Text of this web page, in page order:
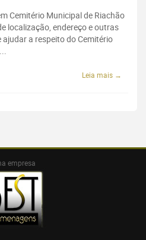
Cemitério Municipal de Riachão
localização, endereço e outras
a respeito do Cemitério
Leia mais →
empresa